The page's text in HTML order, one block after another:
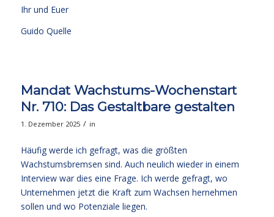
Ihr und Euer
Guido Quelle
Mandat Wachstums-Wochenstart
Nr. 710: Das Gestaltbare gestalten
1. Dezember 2025 / in
Häufig werde ich gefragt, was die größten
Wachstumsbremsen sind. Auch neulich wieder in einem
Interview war dies eine Frage. Ich werde gefragt, wo
Unternehmen jetzt die Kraft zum Wachsen hernehmen
sollen und wo Potenziale liegen.